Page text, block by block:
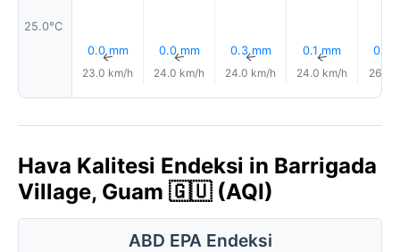
25.0°C
0.0 mm
↑
23.0 km/h
0.0 mm
↑
24.0 km/h
0.3 mm
↑
24.0 km/h
0.1 mm
↑
24.0 km/h
0.3
26.0
Hava Kalitesi Endeksi in Barrigada
Village, Guam 🇬🇺 (AQI)
ABD EPA Endeksi